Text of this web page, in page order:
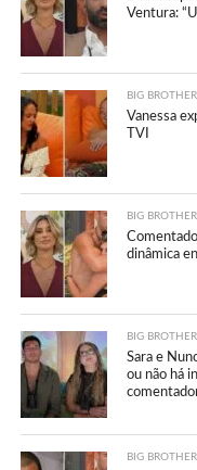
Ventura:
BIG BROTHER
Vanessa
TVI
BIG BROTHER
dinâmica
BIG BROTHER
Sara e
ou não há
BIG BROTHER